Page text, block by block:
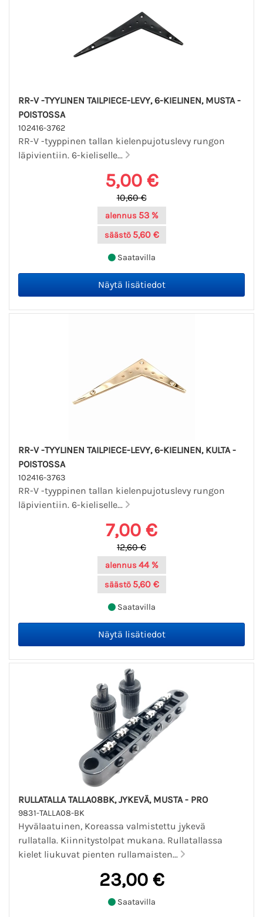
RR-V -TYYLINEN TAILPIECE-LEVY, 6-KIELINEN, MUSTA -
POISTOSSA
102416-3762
RR-V -tyyppinen tallan kielenpujotuslevy rungon
läpivientiin. 6-kieliselle...
5,00 €
10,60 €
alennus 53 %
säästö 5,60 €
Saatavilla
RR-V -TYYLINEN TAILPIECE-LEVY, 6-KIELINEN, KULTA -
POISTOSSA
102416-3763
RR-V -tyyppinen tallan kielenpujotuslevy rungon
läpivientiin. 6-kieliselle...
7,00 €
12,60 €
alennus 44 %
säästö 5,60 €
Saatavilla
RULLATALLA TALLA08BK, JYKEVÄ, MUSTA - PRO
9831-TALLA08-BK
Hyvälaatuinen, Koreassa valmistettu jykevä
rullatalla. Kiinnitystolpat mukana. Rullatallassa
kielet liukuvat pienten rullamaisten...
23,00 €
Saatavilla